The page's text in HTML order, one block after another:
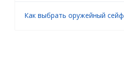
Как выбрать оружейный сейф